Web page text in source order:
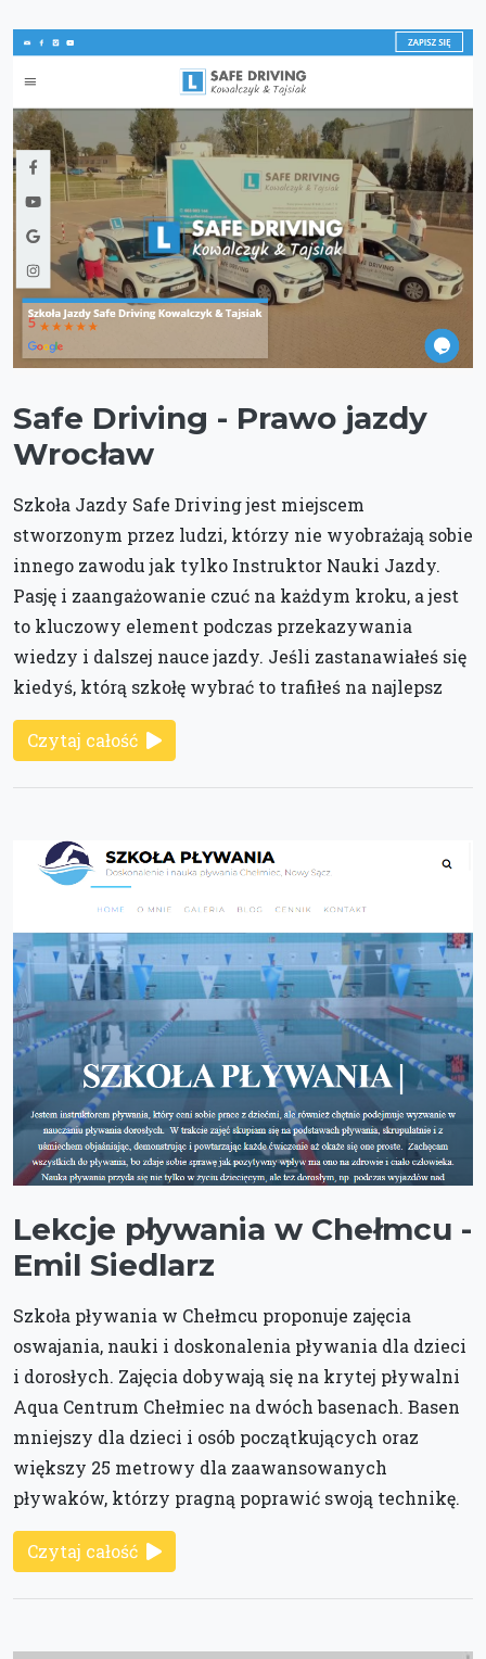
Safe Driving - Prawo jazdy
Wrocław
Szkoła Jazdy Safe Driving jest miejscem
stworzonym przez ludzi, którzy nie wyobrażają sobie
innego zawodu jak tylko Instruktor Nauki Jazdy.
Pasję i zaangażowanie czuć na każdym kroku, a jest
to kluczowy element podczas przekazywania
wiedzy i dalszej nauce jazdy. Jeśli zastanawiałeś się
kiedyś, którą szkołę wybrać to trafiłeś na najlepsz
Czytaj całość
Lekcje pływania w Chełmcu -
Emil Siedlarz
Szkoła pływania w Chełmcu proponuje zajęcia
oswajania, nauki i doskonalenia pływania dla dzieci
i dorosłych. Zajęcia dobywają się na krytej pływalni
Aqua Centrum Chełmiec na dwóch basenach. Basen
mniejszy dla dzieci i osób początkujących oraz
większy 25 metrowy dla zaawansowanych
pływaków, którzy pragną poprawić swoją technikę.
Czytaj całość